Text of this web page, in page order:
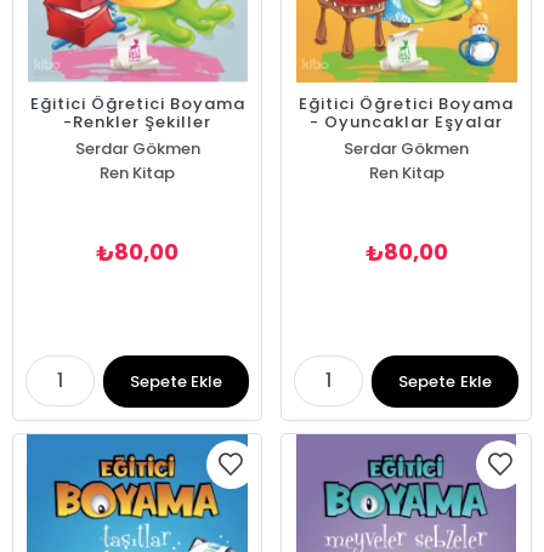
Eğitici Öğretici Boyama
-Renkler Şekiller
Serdar Gökmen
Ren Kitap
₺80,00
Sepete Ekle
Eğitici Öğretici Boyama
- Oyuncaklar Eşyalar
Serdar Gökmen
Ren Kitap
₺80,00
Sepete Ekle